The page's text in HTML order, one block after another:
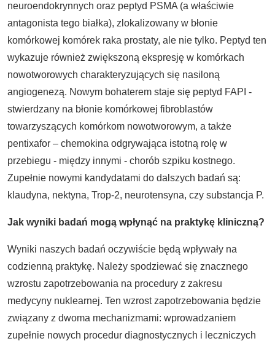
neuroendokrynnych oraz peptyd PSMA (a właściwie
antagonista tego białka), zlokalizowany w błonie
komórkowej komórek raka prostaty, ale nie tylko. Peptyd ten
wykazuje również zwiększoną ekspresję w komórkach
nowotworowych charakteryzujących się nasiloną
angiogenezą. Nowym bohaterem staje się peptyd FAPI -
stwierdzany na błonie komórkowej fibroblastów
towarzyszących komórkom nowotworowym, a także
pentixafor – chemokina odgrywająca istotną rolę w
przebiegu - między innymi - chorób szpiku kostnego.
Zupełnie nowymi kandydatami do dalszych badań są:
klaudyna, nektyna, Trop-2, neurotensyna, czy substancja P.
Jak wyniki badań mogą wpłynąć na praktykę kliniczną?
Wyniki naszych badań oczywiście będą wpływały na
codzienną praktykę. Należy spodziewać się znacznego
wzrostu zapotrzebowania na procedury z zakresu
medycyny nuklearnej. Ten wzrost zapotrzebowania będzie
związany z dwoma mechanizmami: wprowadzaniem
zupełnie nowych procedur diagnostycznych i leczniczych